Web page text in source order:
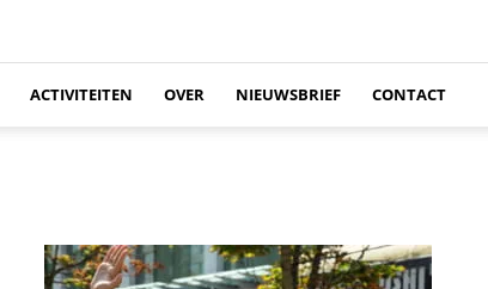
ACTIVITEITEN OVER NIEUWSBRIEF CONTACT